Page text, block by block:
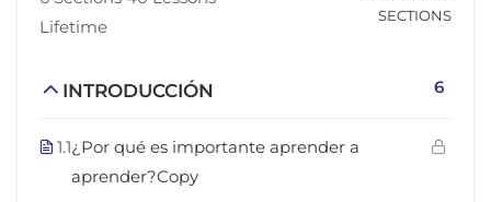
Lifetime
SECTIONS
INTRODUCCIÓN 6
1.1¿Por qué es importante aprender a
aprender?Copy